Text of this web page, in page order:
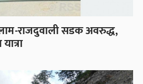
राजदुवाली सडक अवरुद्ध,